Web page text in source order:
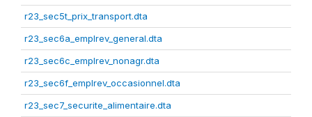
r23_sec5t_prix_transport.dta
r23_sec6a_emplrev_general.dta
r23_sec6c_emplrev_nonagr.dta
r23_sec6f_emplrev_occasionnel.dta
r23_sec7_securite_alimentaire.dta